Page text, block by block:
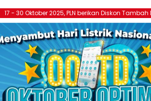
17 - 30 Oktober 2025, PLN berikan Diskon Tambah